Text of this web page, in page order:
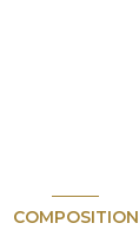
COMPOSITION